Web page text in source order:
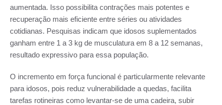
aumentada. Isso possibilita contrações mais potentes e
recuperação mais eficiente entre séries ou atividades
cotidianas. Pesquisas indicam que idosos suplementados
ganham entre 1 a 3 kg de musculatura em 8 a 12 semanas,
resultado expressivo para essa população.
O incremento em força funcional é particularmente relevante
para idosos, pois reduz vulnerabilidade a quedas, facilita
tarefas rotineiras como levantar-se de uma cadeira, subir